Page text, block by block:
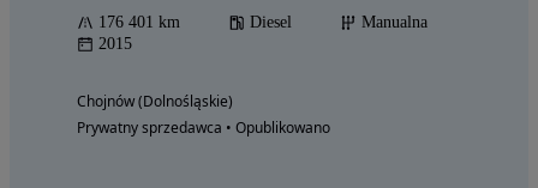
176 401 km Diesel
Manualna
2015
Chojnów (Dolnośląskie)
Prywatny sprzedawca • Opublikowano